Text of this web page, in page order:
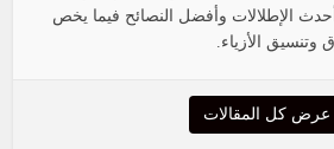
الإطلالات وأفضل النصائح فيما يخص
وتنسيق الأزياء.
عرض كل المقالات